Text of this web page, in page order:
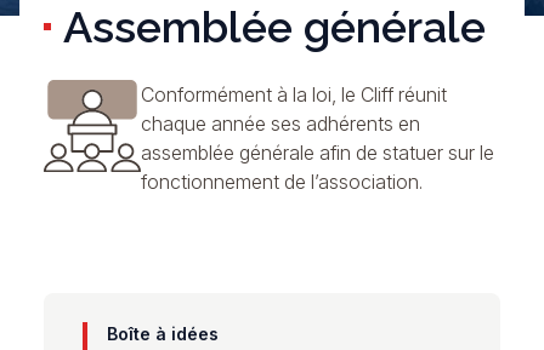
Assemblée générale
Conformément à la loi, le Cliff réunit
chaque année ses adhérents en
assemblée générale afin de statuer sur le
fonctionnement de l’association.
Boîte à idées